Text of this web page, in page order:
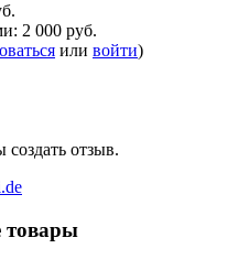
2 000 руб.
или войти)
создать отзыв.
товары